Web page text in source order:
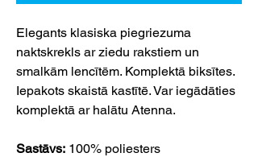
Elegants klasiska piegriezuma
naktskrekls ar ziedu rakstiem un
smalkām lencītēm. Komplektā biksītes.
Iepakots skaistā kastītē. Var iegādāties
komplektā ar halātu Atenna.
Sastāvs: 100% poliesters